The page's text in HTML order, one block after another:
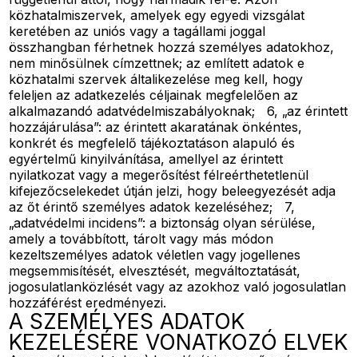
közhatalmiszervek, amelyek egy egyedi vizsgálat
keretében az uniós vagy a tagállami joggal
összhangban férhetnek hozzá személyes adatokhoz,
nem minősülnek címzettnek; az említett adatok e
közhatalmi szervek általikezelése meg kell, hogy
feleljen az adatkezelés céljainak megfelelően az
alkalmazandó adatvédelmiszabályoknak; 6, „az érintett
hozzájárulása”: az érintett akaratának önkéntes,
konkrét és megfelelő tájékoztatáson alapuló és
egyértelmű kinyilvánítása, amellyel az érintett
nyilatkozat vagy a megerősítést félreérthetetlenül
kifejezőcselekedet útján jelzi, hogy beleegyezését adja
az őt érintő személyes adatok kezeléséhez; 7,
„adatvédelmi incidens”: a biztonság olyan sérülése,
amely a továbbított, tárolt vagy más módon
kezeltszemélyes adatok véletlen vagy jogellenes
megsemmisítését, elvesztését, megváltoztatását,
jogosulatlanközlését vagy az azokhoz való jogosulatlan
hozzáférést eredményezi.
A SZEMÉLYES ADATOK
KEZELÉSÉRE VONATKOZÓ ELVEK